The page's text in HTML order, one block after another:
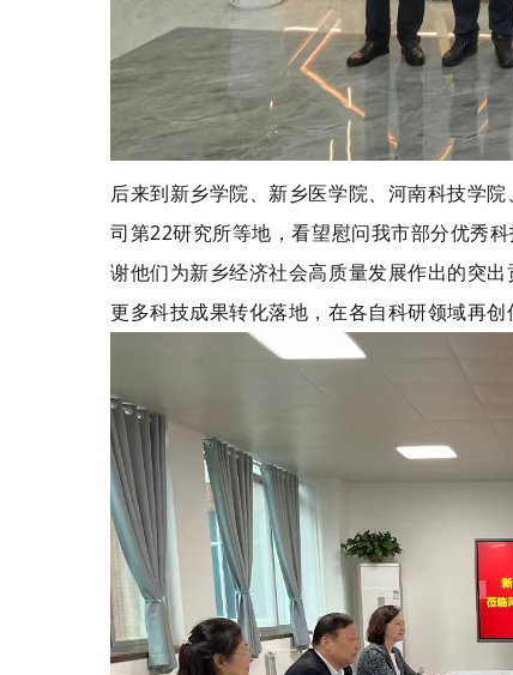
后来到新乡学院、新乡医学院、河南科技学
司第22研究所等地，看望慰问我市部分优秀
谢他们为新乡经济社会高质量发展作出的突
更多科技成果转化落地，在各自科研领域再创